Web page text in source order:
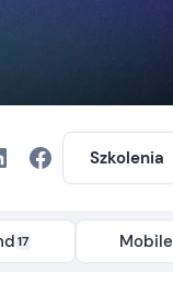
Szkolenia
17 Mobile